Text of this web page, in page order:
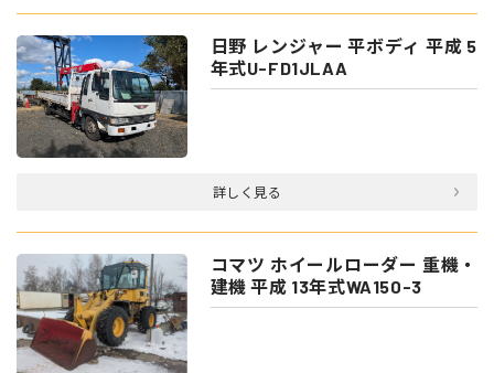
日野 レンジャー 平ボディ 平成 5
年式U-FD1JLAA
詳しく見る
コマツ ホイールローダー 重機・
建機 平成 13年式WA150-3